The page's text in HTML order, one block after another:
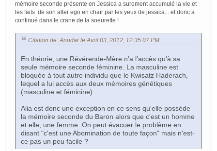
mémoire seconde présente en Jessica a surement accumulé la vie et
les faits de son alter ego en chair par les yeux de jessica... et donc a
continué dans le crane de la soeurette !
Citation de: Anudar le Avril 03, 2012, 12:35:07 PM
En théorie, une Révérende-Mère n'a l'accès qu'à sa
seule mémoire seconde féminine. La masculine est
bloquée à tout autre individu que le Kwisatz Haderach,
lequel a lui accès aux deux mémoires génétiques
(masculine et féminine).
Alia est donc une exception en ce sens qu'elle possède
la mémoire seconde du Baron alors que c'est un homme
et elle, une femme. On peut évacuer le problème en
disant "c'est une Abomination de toute façon" mais n'est-
ce pas un peu facile ?